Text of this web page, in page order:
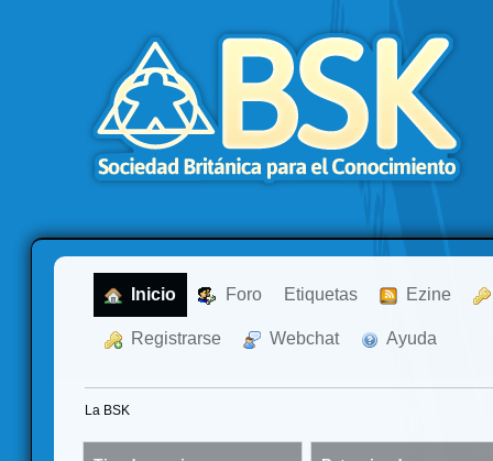
Inicio Foro Etiquetas Ezine
Registrarse Webchat Ayuda
La BSK